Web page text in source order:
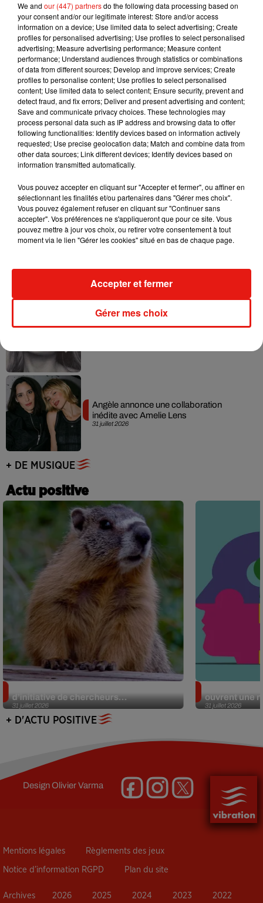
5 août 2026
Benny Blanco invite Selena Gomez et
Becky G sur son nouveau single
4 août 2026
Tiny Desk invite Charlie Puth pour une
live session solaire
4 août 2026
Ariana Grande prendra une pause après
Grand Corps Malade emmène Styleto
Ariana Grande se libère dans son nouvel
31 juillet 2026
Angèle annonce une collaboration
inédite avec Amelie Lens
+ DE MUSIQUE
Actu positive
31 juillet 2026
d’initiative de chercheurs...
31 juillet 2026
ouvrent une
+ D'ACTU POSITIVE
DesignOlivier Varma
Mentions légales Règlements des jeux
Notice d’information RGPD Plan du site
Archives 2026 2025 2024 2023 2022
We and our (447) partnersdo the following data processing based on
your consent and/or our legitimate interest: Store and/or access
information on a device; Use limited data to select advertising; Create
profiles for personalised advertising; Use profiles to select personalised
advertising; Measure advertising performance; Measure content
performance; Understand audiences through statistics or combinations
of data from different sources; Develop and improve services; Create
profiles to personalise content; Use profiles to select personalised
content; Use limited data to select content; Ensure security, prevent and
detect fraud, and fix errors; Deliver and present advertising and content;
Save and communicate privacy choices. These technologies may
process personal data such as IP address and browsing data to offer
following functionalities: Identify devices based on information actively
requested; Use precise geolocation data; Match and combine data from
other data sources; Link different devices; Identify devices based on
information transmitted automatically.
Vous pouvez accepter en cliquant sur "Accepter et fermer", ou affiner en
sélectionnant les finalités et/ou partenaires dans "Gérer mes choix".
Vous pouvez également refuser en cliquant sur "Continuer sans
accepter". Vos préférences ne s'appliqueront que pour ce site. Vous
pouvez mettre à jour vos choix, ou retirer votre consentement à tout
moment via le lien "Gérer les cookies" situé en bas de chaque page.
Gérer mes choix
Accepter et fermer